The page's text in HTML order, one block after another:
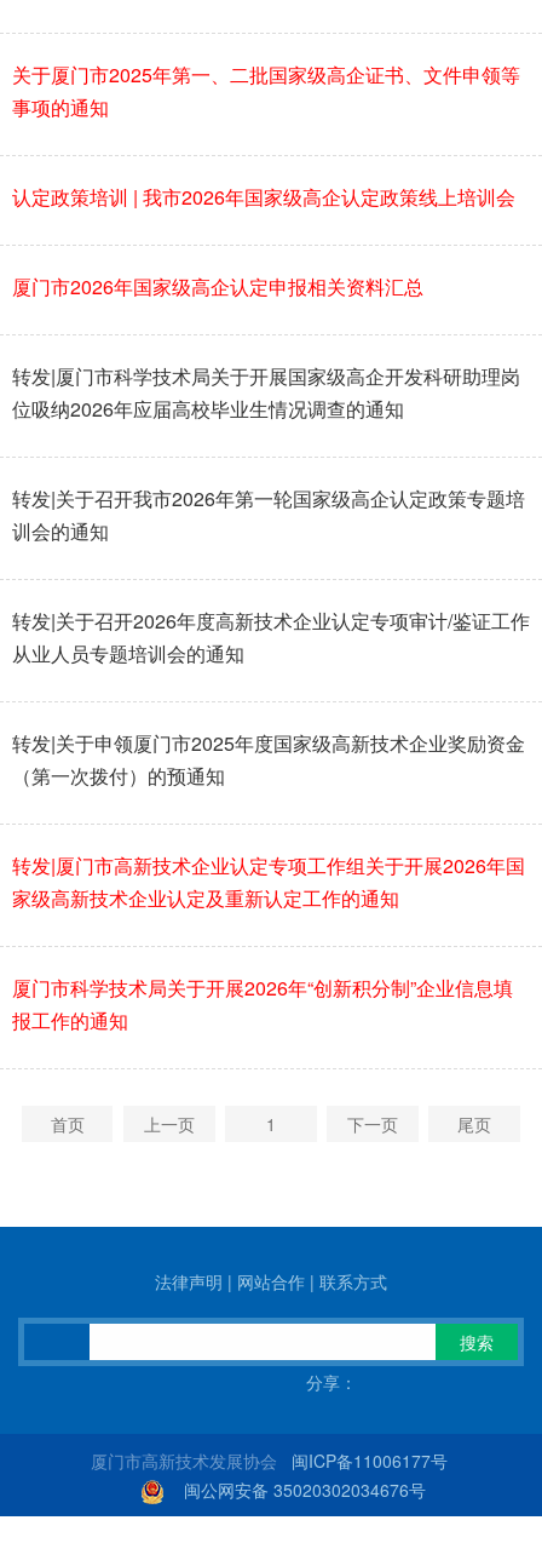
关于厦门市2025年第一、二批国家级高企证书、文件申领等
事项的通知
认定政策培训 | 我市2026年国家级高企认定政策线上培训会
厦门市2026年国家级高企认定申报相关资料汇总
转发|厦门市科学技术局关于开展国家级高企开发科研助理岗
位吸纳2026年应届高校毕业生情况调查的通知
转发|关于召开我市2026年第一轮国家级高企认定政策专题培
训会的通知
转发|关于召开2026年度高新技术企业认定专项审计/鉴证工作
从业人员专题培训会的通知
转发|关于申领厦门市2025年度国家级高新技术企业奖励资金
（第一次拨付）的预通知
转发|厦门市高新技术企业认定专项工作组关于开展2026年国
家级高新技术企业认定及重新认定工作的通知
厦门市科学技术局关于开展2026年“创新积分制”企业信息填
报工作的通知
首页 上一页 1 下一页 尾页
法律声明 | 网站合作 | 联系方式
搜索
分享：
厦门市高新技术发展协会 闽ICP备11006177号
闽公网安备 35020302034676号